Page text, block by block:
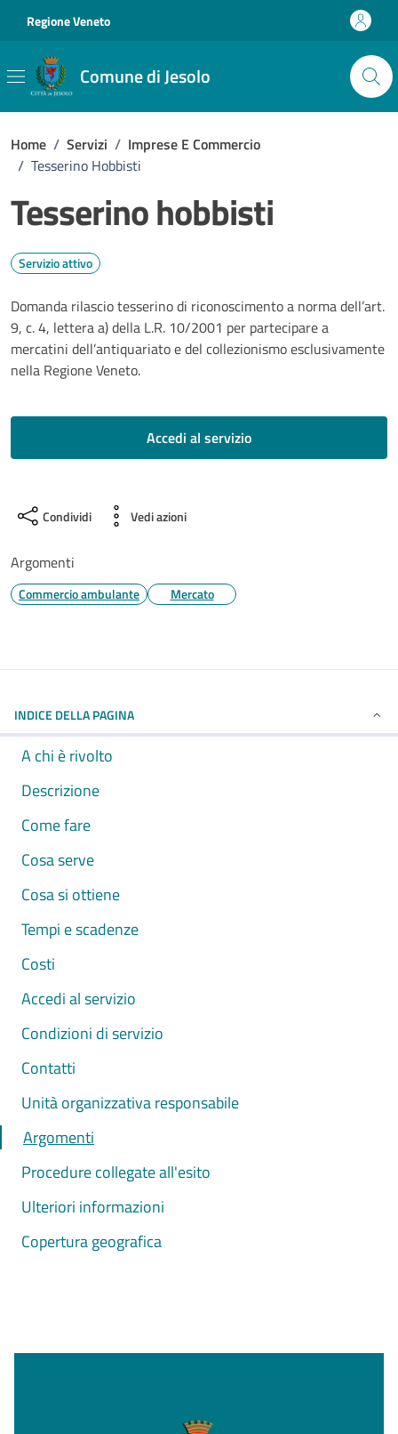
Regione Veneto
Comune di Jesolo
Home / Servizi / Imprese E Commercio
/ Tesserino Hobbisti
Tesserino hobbisti
Servizio attivo
Domanda rilascio tesserino di riconoscimento a norma dell’art.
9, c. 4, lettera a) della L.R. 10/2001 per partecipare a
mercatini dell’antiquariato e del collezionismo esclusivamente
nella Regione Veneto.
Accedi al servizio
Condividi Vedi azioni
Argomenti
Commercio ambulante Mercato
INDICE DELLA PAGINA
A chi è rivolto
Descrizione
Come fare
Cosa serve
Cosa si ottiene
Tempi e scadenze
Costi
Accedi al servizio
Condizioni di servizio
Contatti
Unità organizzativa responsabile
Argomenti
Procedure collegate all'esito
Ulteriori informazioni
Copertura geografica